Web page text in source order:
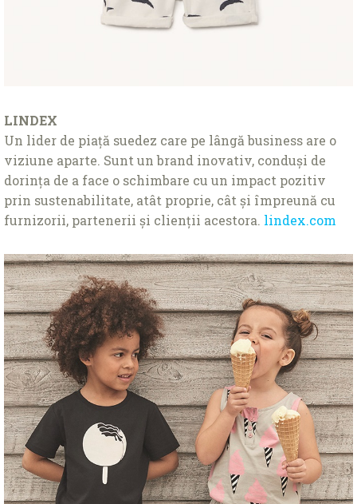
LINDEX
Un lider de piaţă suedez care pe lângă business are o
viziune aparte. Sunt un brand inovativ, conduși de
dorinţa de a face o schimbare cu un impact pozitiv
prin sustenabilitate, atât proprie, cât și împreună cu
furnizorii, partenerii și clienţii acestora. lindex.com